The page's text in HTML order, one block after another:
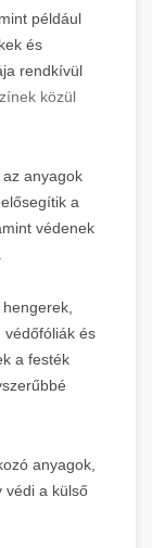
például
és
rendkívül
közül
anyagok
a
védenek
védőfóliák és
a festék
anyagok,
a külső